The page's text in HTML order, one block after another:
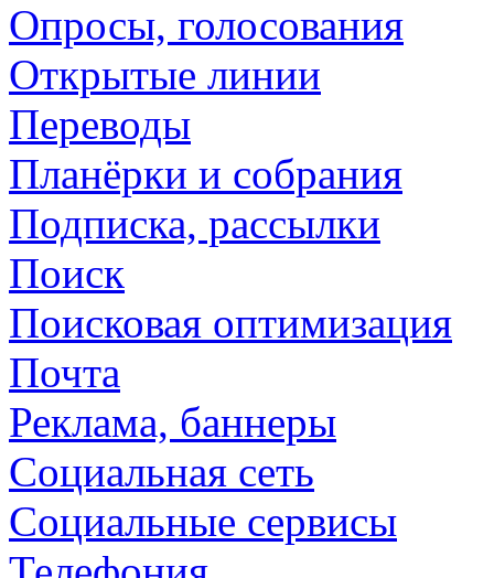
Опросы, голосования
Открытые линии
Переводы
Планёрки и собрания
Подписка, рассылки
Поиск
Поисковая оптимизация
Почта
Реклама, баннеры
Социальная сеть
Социальные сервисы